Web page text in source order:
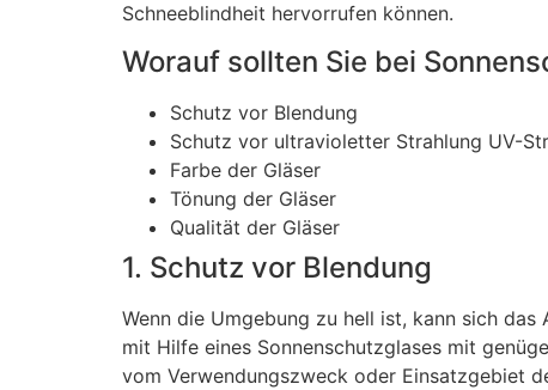
Schneeblindheit hervorrufen können.
Worauf sollten Sie bei
Schutz vor Blendung
Schutz vor ultravioletter Strahlung UV-
Farbe der Gläser
Tönung der Gläser
Qualität der Gläser
1. Schutz vor Blendung
Wenn die Umgebung zu hell ist, kann sich
mit Hilfe eines Sonnenschutzglases mit
vom Verwendungszweck oder Einsatzgebiet